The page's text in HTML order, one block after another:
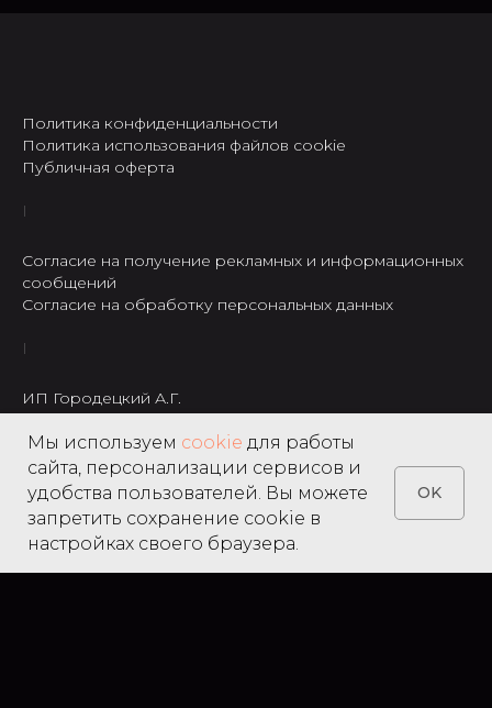
Home Catalog Search
Политика конфиденциальности
Политика использования файлов cookie
Публичная оферта
Согласие на получение рекламных и информационных
сообщений
Согласие на обработку персональных данных
ИП Городецкий А.Г.
ИНН: 237301234120
8 495 122 22 49
Мы используем cookie для работы
сайта, персонализации сервисов и
удобства пользователей. Вы можете
запретить сохранение cookie в
настройках своего браузера.
OK